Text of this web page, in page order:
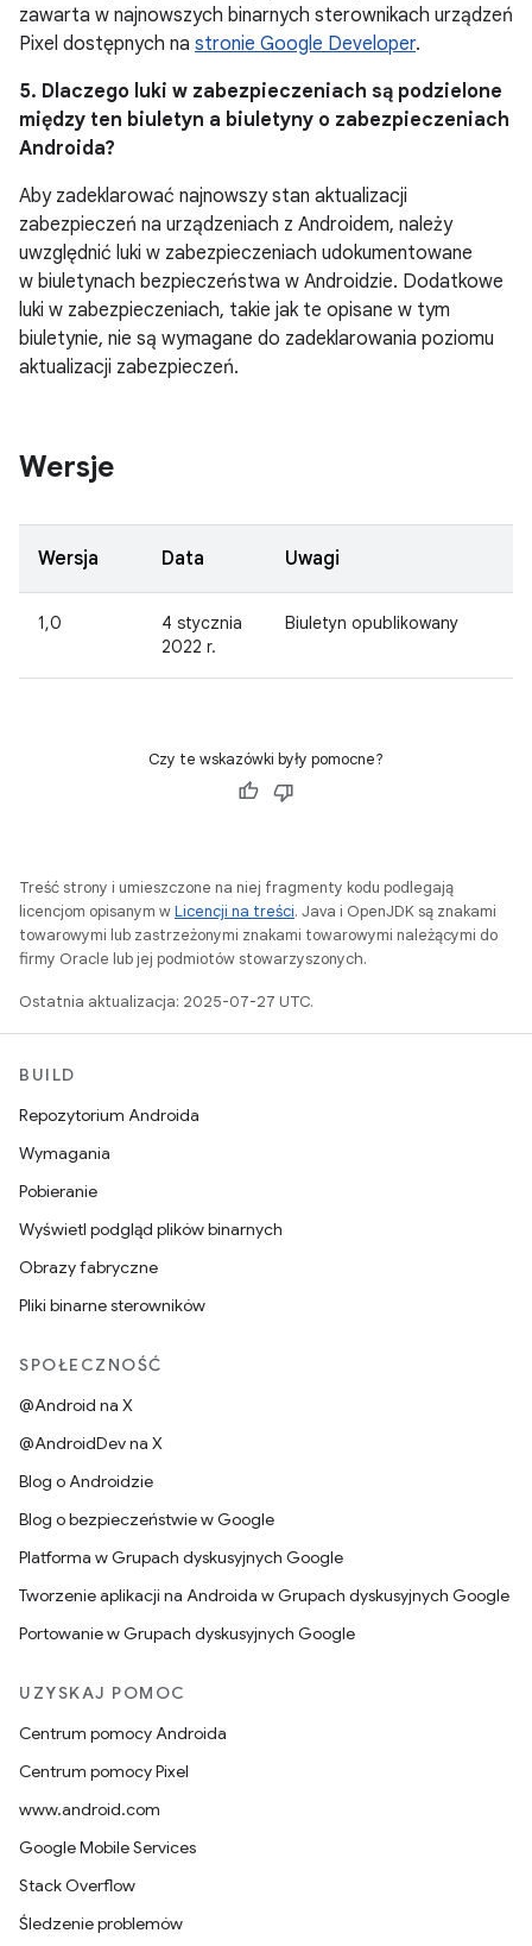
zawarta w najnowszych binarnych sterownikach urządzeń
Pixel dostępnych na stronie Google Developer.
5. Dlaczego luki w zabezpieczeniach są podzielone
między ten biuletyn a biuletyny o zabezpieczeniach
Androida?
Aby zadeklarować najnowszy stan aktualizacji
zabezpieczeń na urządzeniach z Androidem, należy
uwzględnić luki w zabezpieczeniach udokumentowane
w biuletynach bezpieczeństwa w Androidzie. Dodatkowe
luki w zabezpieczeniach, takie jak te opisane w tym
biuletynie, nie są wymagane do zadeklarowania poziomu
aktualizacji zabezpieczeń.
Wersje
Wersja Data Uwagi
1,0
4 stycznia
2022 r.
Biuletyn opublikowany
Czy te wskazówki były pomocne?
Treść strony i umieszczone na niej fragmenty kodu podlegają
licencjom opisanym wLicencji na treści. Java i OpenJDK są znakami
towarowymi lub zastrzeżonymi znakami towarowymi należącymi do
firmy Oracle lub jej podmiotów stowarzyszonych.
Ostatnia aktualizacja: 2025-07-27 UTC.
BUILD
Repozytorium Androida
Wymagania
Pobieranie
Wyświetl podgląd plików binarnych
Obrazy fabryczne
Pliki binarne sterowników
SPOŁECZNOŚĆ
@Android na X
@AndroidDev na X
Blog o Androidzie
Blog o bezpieczeństwie w Google
Platforma w Grupach dyskusyjnych Google
Tworzenie aplikacji na Androida w Grupach dyskusyjnych Google
Portowanie w Grupach dyskusyjnych Google
UZYSKAJ POMOC
Centrum pomocy Androida
Centrum pomocy Pixel
www.android.com
Google Mobile Services
Stack Overflow
Śledzenie problemów